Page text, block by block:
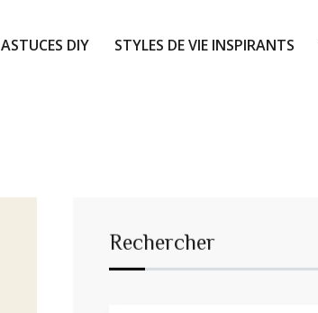
ASTUCES DIY STYLES DE VIE INSPIRANTS
Rechercher